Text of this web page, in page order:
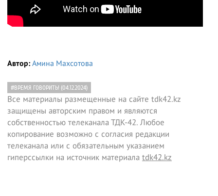
Автор: Амина Махсотова
#ВРЕМЯ ГОВОРИТЬ! (04.12.2024)
Все материалы размещенные на сайте tdk42.kz
защищены авторским правом и являются
собственностью телеканала ТДК-42. Любое
копирование возможно с согласия редакции
телеканала или с обязательным указанием
гиперссылки на источник материала tdk42.kz